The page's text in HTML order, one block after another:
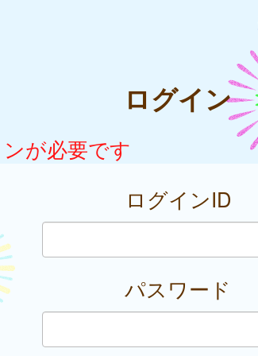
ログイン
が必要です
ログインID
パスワード